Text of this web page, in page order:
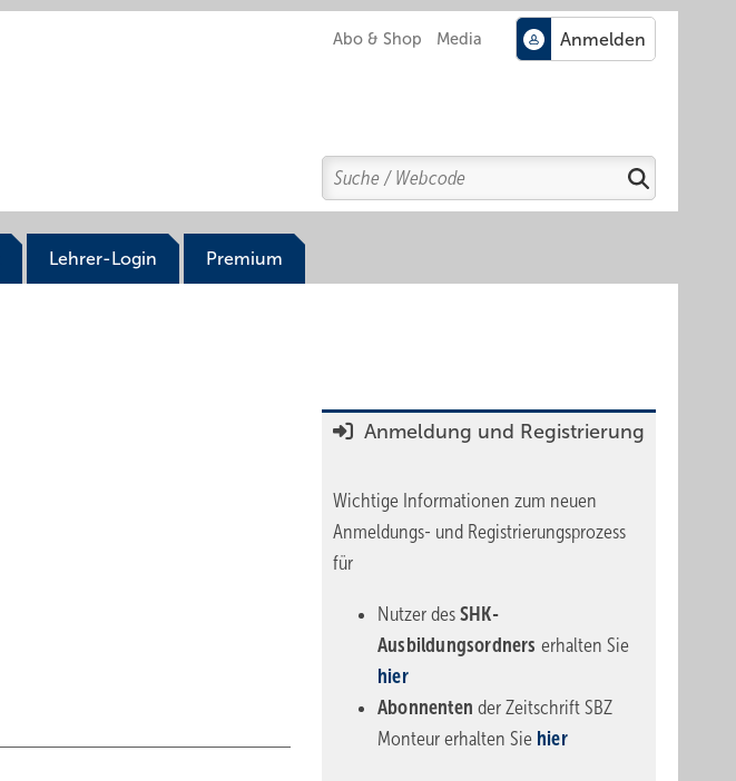
Abo & Shop Media
Search
Suchen
Lehrer-Login Premium
Anmeldung und Registrierung
Wichtige Informationen zum neuen
Anmeldungs- und Registrierungsprozess
für
Nutzer des SHK-
Ausbildungsordners erhalten Sie
hier
Abonnentender Zeitschrift SBZ
Monteur erhalten Sie hier